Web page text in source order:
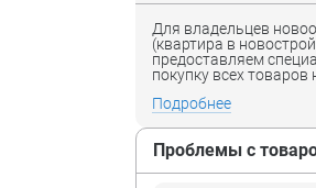
Для владельцев
(квартира в
предоставляем
покупку всех товаров
Подробнее
Проблемы с